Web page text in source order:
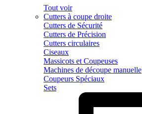
Tout voir
Cutters à coupe droite
Cutters de Sécurité
Cutters de Précision
Cutters circulaires
Ciseaux
Massicots et Coupeuses
Machines de découpe manuelle
Coupeurs Spéciaux
Sets